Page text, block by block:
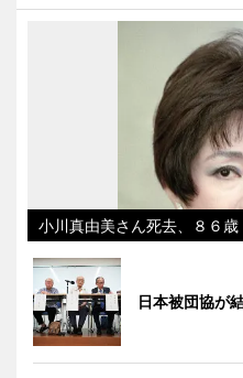
小川真由美さん死去、８６歳
日本被団協が